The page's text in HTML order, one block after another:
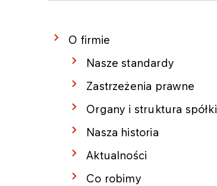
O firmie
Nasze standardy
Zastrzeżenia prawne
Organy i struktura spółki
Nasza historia
Aktualności
Co robimy